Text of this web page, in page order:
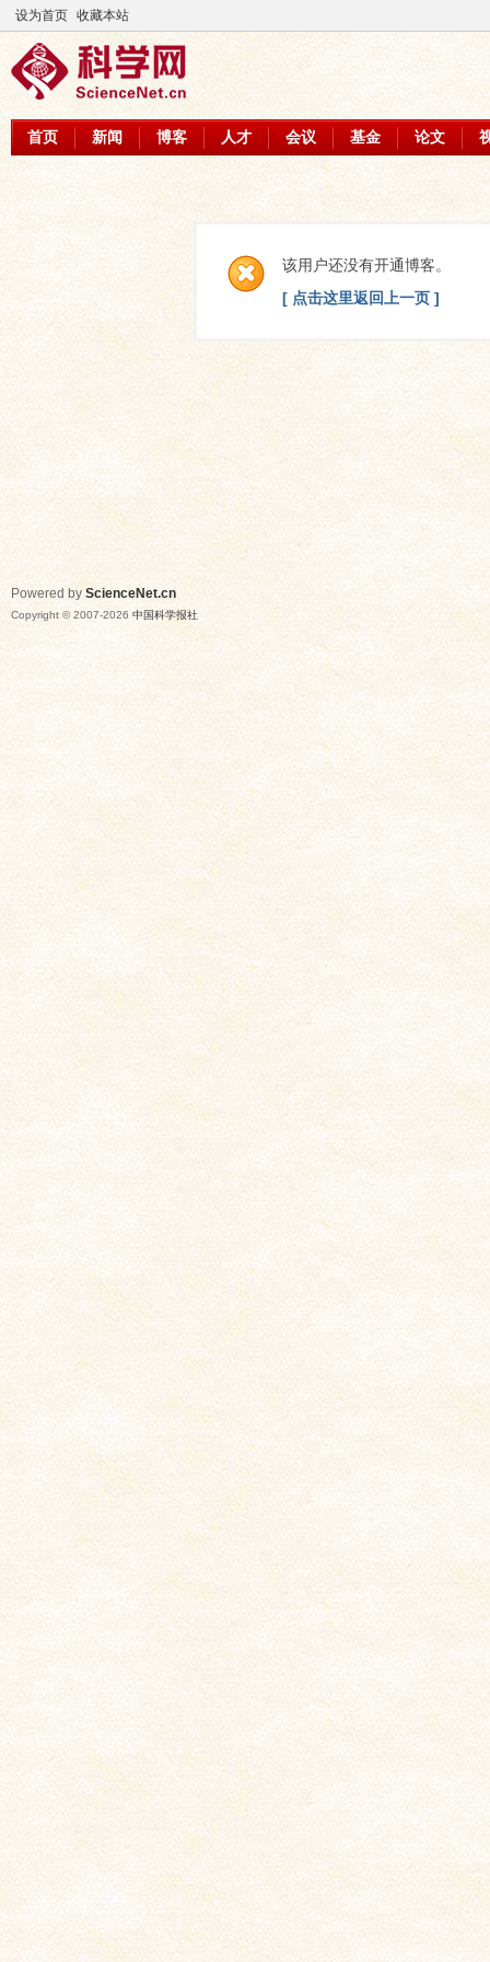
设为首页 收藏本站
首页 新闻 博客 人才 会议 基金 论文
该用户还没有开通博客。
[ 点击这里返回上一页 ]
Powered by ScienceNet.cn
Copyright © 2007-2026 中国科学报社